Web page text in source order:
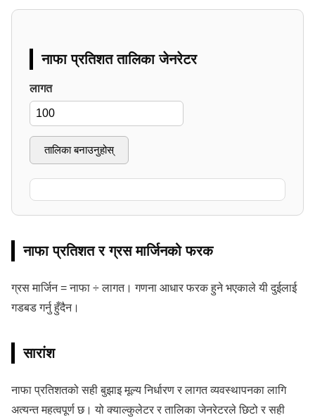
नाफा प्रतिशत तालिका जेनरेटर
लागत
तालिका बनाउनुहोस्
नाफा प्रतिशत र ग्रस मार्जिनको फरक
ग्रस मार्जिन = नाफा ÷ लागत। गणना आधार फरक हुने भएकाले यी दुईलाई
गडबड गर्नु हुँदैन।
सारांश
नाफा प्रतिशतको सही बुझाइ मूल्य निर्धारण र लागत व्यवस्थापनका लागि
अत्यन्त महत्वपूर्ण छ। यो क्याल्कुलेटर र तालिका जेनरेटरले छिटो र सही